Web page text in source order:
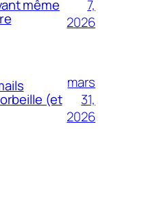
même
7,
2026
(et
mars
31,
2026